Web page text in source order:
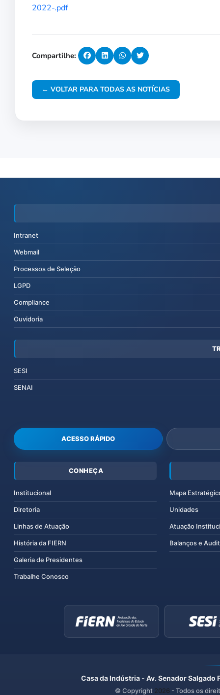
2022-.pdf
Compartilhe:
← VOLTAR PARA TODAS AS NOTÍCIAS
Intranet
Webmail
Processos de Seleção
LGPD
Compliance
Ouvidoria
SESI
SENAI
ACESSO RÁPIDO
CONHEÇA
Institucional
Diretoria
Linhas de Atuação
História da FIERN
Galeria de Presidentes
Trabalhe Conosco
Mapa
Unidades
Atuação
Balanços e
Casa da Indústria - Av. Senador
© Copyright 2026 - Todos os